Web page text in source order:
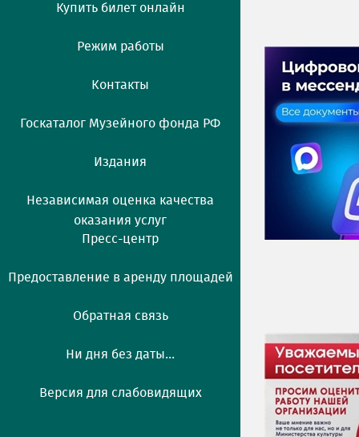
Купить билет онлайн
Режим работы
Контакты
Госкаталог Музейного фонда РФ
Издания
Независимая оценка качества
оказания услуг
Пресс-центр
Предоставление в аренду площадей
Обратная связь
Ни дня без даты...
Версия для слабовидящих